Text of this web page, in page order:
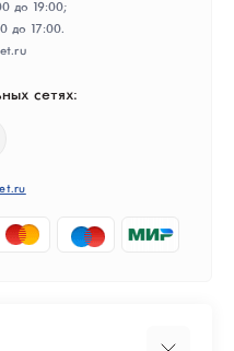
до 19:00;
до 17:00.
сетях: